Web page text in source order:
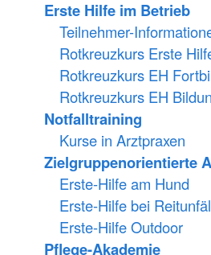
Erste Hilfe im Betrieb
Teilnehmer-
Rotkreuzkurs Erste
Rotkreuzkurs EH
Rotkreuzkurs EH
Notfalltraining
Kurse in Arztpraxen
Zielgruppenorientierte
Erste-Hilfe am Hund
Erste-Hilfe bei
Erste-Hilfe Outdoor
Pflege-Akademie